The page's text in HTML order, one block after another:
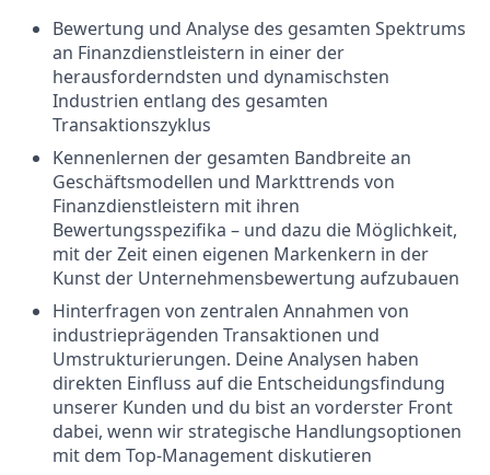
Bewertung und Analyse des gesamten Spektrums
an Finanzdienstleistern in einer der
herausforderndsten und dynamischsten
Industrien entlang des gesamten
Transaktionszyklus
Kennenlernen der gesamten Bandbreite an
Geschäftsmodellen und Markttrends von
Finanzdienstleistern mit ihren
Bewertungsspezifika – und dazu die Möglichkeit,
mit der Zeit einen eigenen Markenkern in der
Kunst der Unternehmensbewertung aufzubauen
Hinterfragen von zentralen Annahmen von
industrieprägenden Transaktionen und
Umstrukturierungen. Deine Analysen haben
direkten Einfluss auf die Entscheidungsfindung
unserer Kunden und du bist an vorderster Front
dabei, wenn wir strategische Handlungsoptionen
mit dem Top-Management diskutieren